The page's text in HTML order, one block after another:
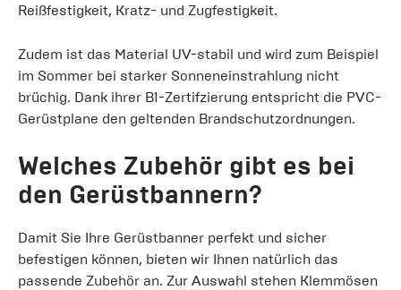
Reißfestigkeit, Kratz- und Zugfestigkeit.
Zudem ist das Material UV-stabil und wird zum Beispiel
im Sommer bei starker Sonneneinstrahlung nicht
brüchig. Dank ihrer B1-Zertifzierung entspricht die PVC-
Gerüstplane den geltenden Brandschutzordnungen.
Welches Zubehör gibt es bei
den Gerüstbannern?
Damit Sie Ihre Gerüstbanner perfekt und sicher
befestigen können, bieten wir Ihnen natürlich das
passende Zubehör an. Zur Auswahl stehen Klemmösen